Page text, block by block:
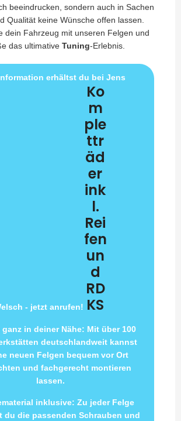
beeindrucken, sondern auch in Sachen
Qualität keine Wünsche offen lassen.
dein Fahrzeug mit unseren Felgen und
das ultimative Tuning-Erlebnis.
erhältst du bei Jens
- jetzt anrufen!
Ko
m
ple
ttr
äd
er
ink
l.
Rei
fen
un
d
RD
KS
ganz in deiner Nähe: Mit über 100
deutschlandweit kannst
neuen Felgen bequem vor Ort
und fachgerecht montieren
lassen.
inklusive: Zu jeder Felge
du die passenden Schrauben und